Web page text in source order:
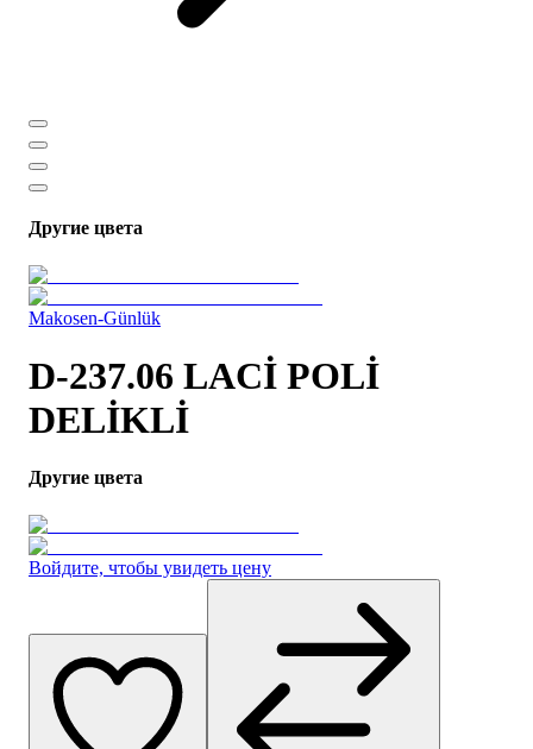
Другие цвета
Makosen-Günlük
D-237.06 LACİ POLİ
DELİKLİ
Другие цвета
Войдите, чтобы увидеть цену